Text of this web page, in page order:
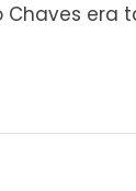
Chaves